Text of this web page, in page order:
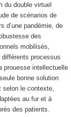
du double virtuel
de scénarios de
d’une pandémie, de
des
mobilisés,
processus
prouesse intellectuelle
bonne solution
le contexte,
au fur et à
des patients.